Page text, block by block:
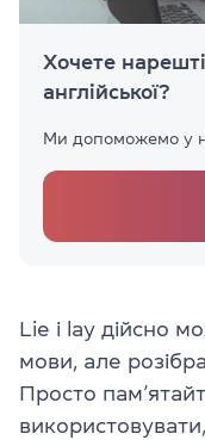
Хочете
англійської?
Ми допоможемо у
Lie і lay дійсно
мови, але
Просто